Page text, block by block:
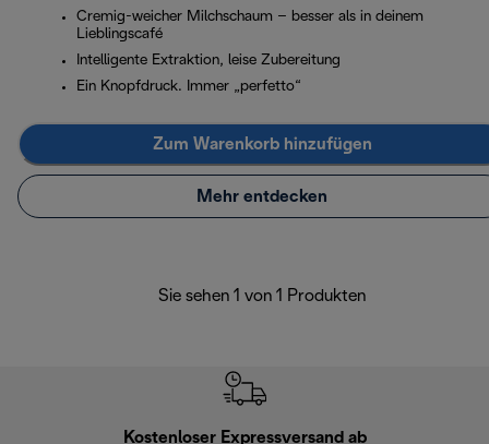
Cremig-weicher Milchschaum – besser als in deinem
Lieblingscafé
Intelligente Extraktion, leise Zubereitung
Ein Knopfdruck. Immer „perfetto“
Zum Warenkorb hinzufügen
Mehr entdecken
Sie sehen 1 von 1 Produkten
Kostenloser Expressversand ab